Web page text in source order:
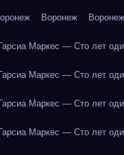
Воронеж Воронеж
Маркес — Сто лет
Маркес — Сто лет
Маркес — Сто лет
Маркес — Сто лет